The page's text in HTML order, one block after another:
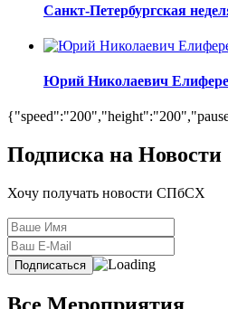
Санкт-Петербургская
Юрий Николаевич
Подписка на Новости
Хочу получать новости СПбСХ